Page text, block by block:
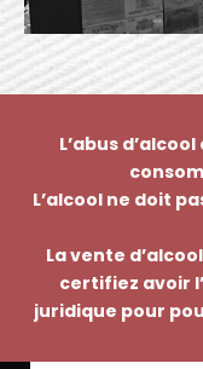
L’abus
L’alcool ne doit
La vente
certifiez avoir
juridique pour